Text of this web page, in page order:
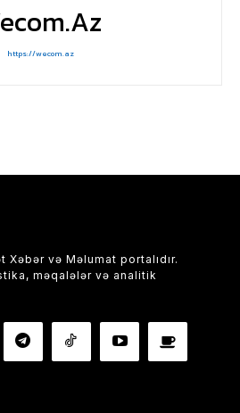
https://wecom.az
Xəbər və Məlumat portalıdır.
məqalələr və analitik